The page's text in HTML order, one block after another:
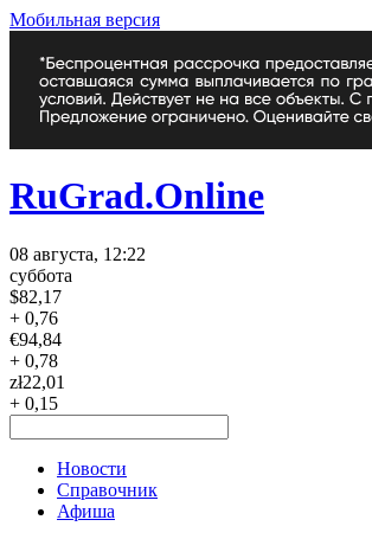
Мобильная версия
RuGrad.Online
08 августа, 12:22
суббота
$82,17
+ 0,76
€94,84
+ 0,78
zł22,01
+ 0,15
Новости
Справочник
Афиша